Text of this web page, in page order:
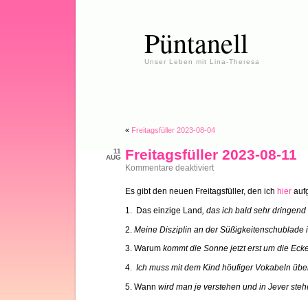
Püntanell
Unser Leben mit Lina-Theresa
« Freitagsfüller 2023-08-04
11
AUG
Freitagsfüller 2023-08-11
Kommentare deaktiviertfür
08-
Es gibt den neuen Freitagsfüller, den ich hier
1. Das einzige Land , das ich bald sehr
2. Meine Disziplin an der Süßigkeitenschublade
3. Warum kommt die Sonne jetzt erst um die
4. Ich muss mit dem Kind höufiger Vokabeln
5. Wann wird man je verstehen und in Jever